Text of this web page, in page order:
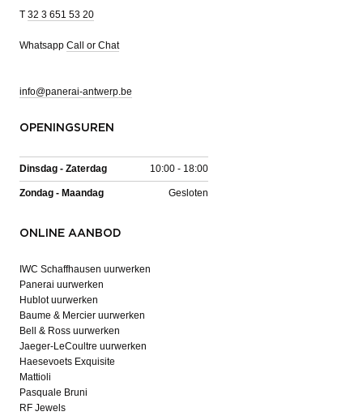
T 32 3 651 53 20
Whatsapp Call or Chat
info@panerai-antwerp.be
OPENINGSUREN
Dinsdag - Zaterdag 10:00 - 18:00
Zondag - Maandag Gesloten
ONLINE AANBOD
IWC Schaffhausen uurwerken
Panerai uurwerken
Hublot uurwerken
Baume & Mercier uurwerken
Bell & Ross uurwerken
Jaeger-LeCoultre uurwerken
Haesevoets Exquisite
Mattioli
Pasquale Bruni
RF Jewels